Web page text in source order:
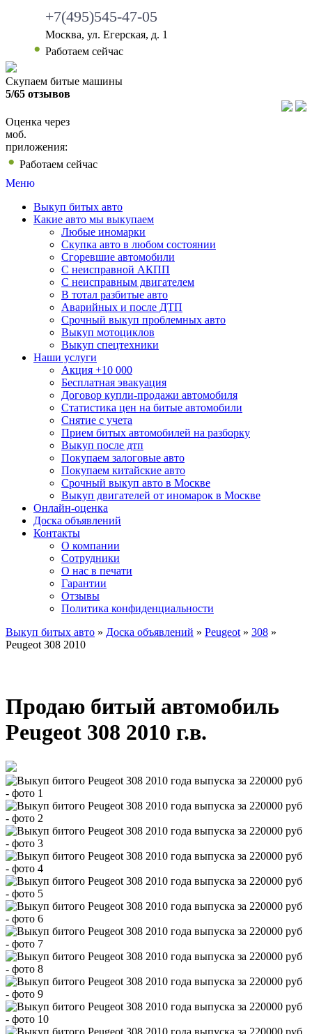
+7(495)545-47-05
Москва, ул. Егерская, д. 1
Работаем сейчас
Скупаем битые машины
5/65 отзывов
Оценка через
моб.
приложения:
Работаем сейчас
Меню
Выкуп битых авто
Какие авто мы выкупаем
Любые иномарки
Скупка авто в любом состоянии
Сгоревшие автомобили
С неисправной АКПП
С неисправным двигателем
В тотал разбитые авто
Аварийных и после ДТП
Срочный выкуп проблемных авто
Выкуп мотоциклов
Выкуп спецтехники
Наши услуги
Акция +10 000
Бесплатная эвакуация
Договор купли-продажи автомобиля
Статистика цен на битые автомобили
Снятие с учета
Прием битых автомобилей на разборку
Выкуп после дтп
Покупаем залоговые авто
Покупаем китайские авто
Срочный выкуп авто в Москве
Выкуп двигателей от иномарок в Москве
Онлайн-оценка
Доска объявлений
Контакты
О компании
Сотрудники
О нас в печати
Гарантии
Отзывы
Политика конфиденциальности
Выкуп битых авто » Доска объявлений » Peugeot » 308 »
Peugeot 308 2010
Продаю битый автомобиль
Peugeot 308 2010 г.в.